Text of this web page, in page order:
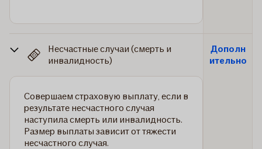
Несчастные случаи (смерть и
инвалидность)
Совершаем страховую выплату, если в
результате несчастного случая
наступила смерть или инвалидность.
Размер выплаты зависит от тяжести
несчастного случая.
Дополн
ительно